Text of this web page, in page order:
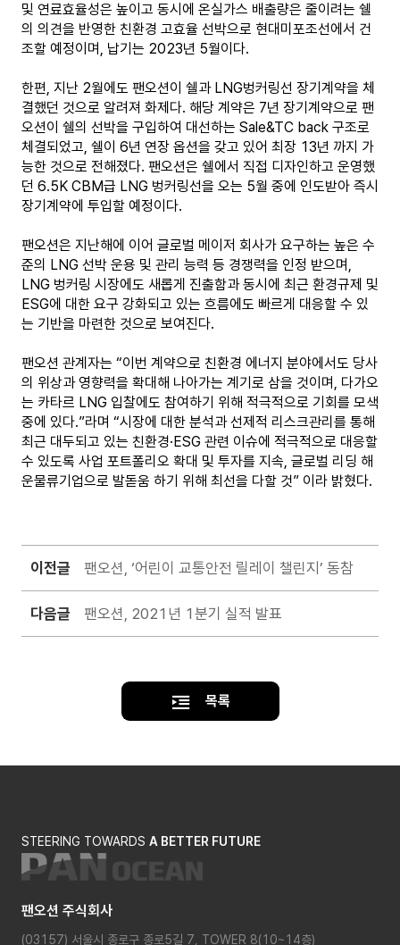
및 연료효율성은 높이고 동시에 온실가스 배출량은 줄이려는 쉘
의 의견을 반영한 친환경 고효율 선박으로 현대미포조선에서 건
조할 예정이며, 납기는 2023년 5월이다.
한편, 지난 2월에도 팬오션이 쉘과 LNG벙커링선 장기계약을 체
결했던 것으로 알려져 화제다. 해당 계약은 7년 장기계약으로 팬
오션이 쉘의 선박을 구입하여 대선하는 Sale&TC back 구조로
체결되었고, 쉘이 6년 연장 옵션을 갖고 있어 최장 13년 까지 가
능한 것으로 전해졌다. 팬오션은 쉘에서 직접 디자인하고 운영했
던 6.5K CBM급 LNG 벙커링선을 오는 5월 중에 인도받아 즉시
장기계약에 투입할 예정이다.
팬오션은 지난해에 이어 글로벌 메이저 회사가 요구하는 높은 수
준의 LNG 선박 운용 및 관리 능력 등 경쟁력을 인정 받으며,
LNG 벙커링 시장에도 새롭게 진출함과 동시에 최근 환경규제 및
ESG에 대한 요구 강화되고 있는 흐름에도 빠르게 대응할 수 있
는 기반을 마련한 것으로 보여진다.
팬오션 관계자는 “이번 계약으로 친환경 에너지 분야에서도 당사
의 위상과 영향력을 확대해 나아가는 계기로 삼을 것이며, 다가오
는 카타르 LNG 입찰에도 참여하기 위해 적극적으로 기회를 모색
중에 있다.”라며 “시장에 대한 분석과 선제적 리스크관리를 통해
최근 대두되고 있는 친환경·ESG 관련 이슈에 적극적으로 대응할
수 있도록 사업 포트폴리오 확대 및 투자를 지속, 글로벌 리딩 해
운물류기업으로 발돋움 하기 위해 최선을 다할 것” 이라 밝혔다.
이전글 팬오션, ‘어린이 교통안전 릴레이 챌린지’ 동참
다음글 팬오션, 2021년 1분기 실적 발표
목록
STEERING TOWARDS A BETTER FUTURE
팬오션 주식회사
(03157) 서울시 종로구 종로5길 7, TOWER 8(10~14층)